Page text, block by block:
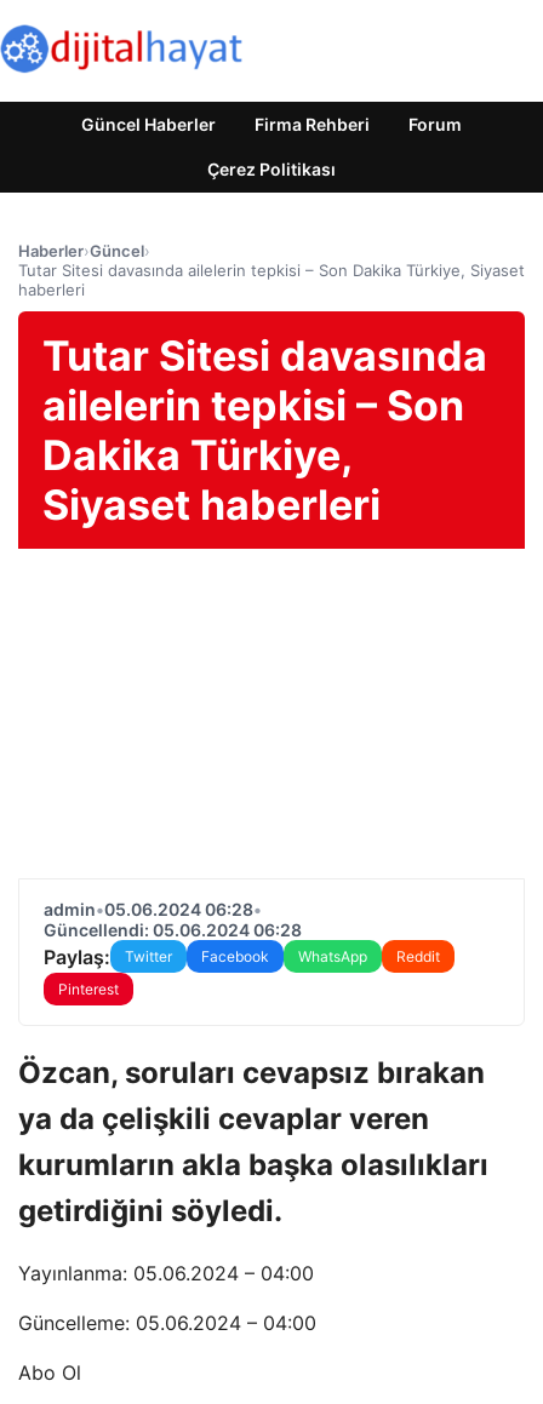
Güncel Haberler Firma Rehberi Forum
Çerez Politikası
Haberler›Güncel›
Tutar Sitesi davasında ailelerin tepkisi – Son Dakika Türkiye, Siyaset
haberleri
Tutar Sitesi davasında
ailelerin tepkisi – Son
Dakika Türkiye,
Siyaset haberleri
admin•05.06.2024 06:28•
Güncellendi: 05.06.2024 06:28
Paylaş: Twitter Facebook WhatsApp
Reddit
Pinterest
Özcan, soruları cevapsız bırakan
ya da çelişkili cevaplar veren
kurumların akla başka olasılıkları
getirdiğini söyledi.
Yayınlanma: 05.06.2024 – 04:00
Güncelleme: 05.06.2024 – 04:00
Abo Ol